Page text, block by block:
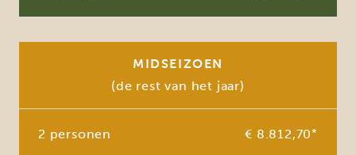
MIDSEIZOEN
(de rest van het jaar)
2 personen € 8.812,70*